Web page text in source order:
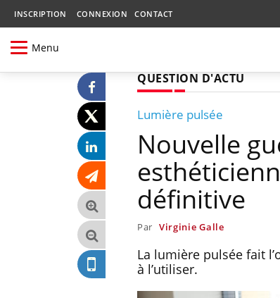
INSCRIPTION CONNEXION CONTACT
Menu
QUESTION D'ACTU
Lumière pulsée
Nouvelle
définitive
Par Virginie Galle
La lumière pulsée fait
à l’utiliser.